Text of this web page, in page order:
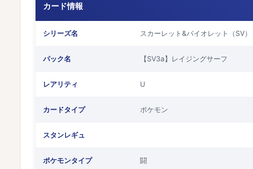
カード情報
シリーズ名 スカーレット&バイオレット（SV）
パック名 【SV3a】レイジングサーフ
レアリティ U
カードタイプ ポケモン
スタンレギュ
ポケモンタイプ 闘